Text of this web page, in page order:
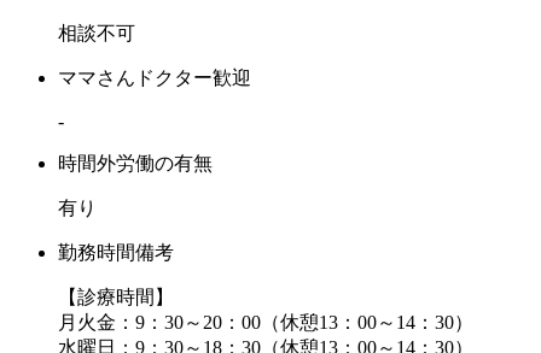
相談不可
ママさんドクター歓迎
-
時間外労働の有無
有り
勤務時間備考
【診療時間】
月火金：9：30～20：00（休憩13：00～14：30）
水曜日：9：30～18：30（休憩13：00～14：30）